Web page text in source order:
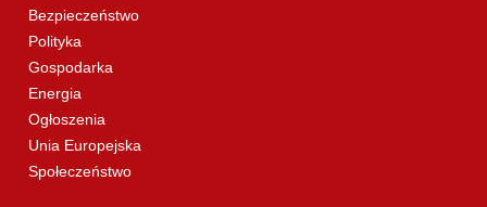
Bezpieczeństwo
Polityka
Gospodarka
Energia
Ogłoszenia
Unia Europejska
Społeczeństwo